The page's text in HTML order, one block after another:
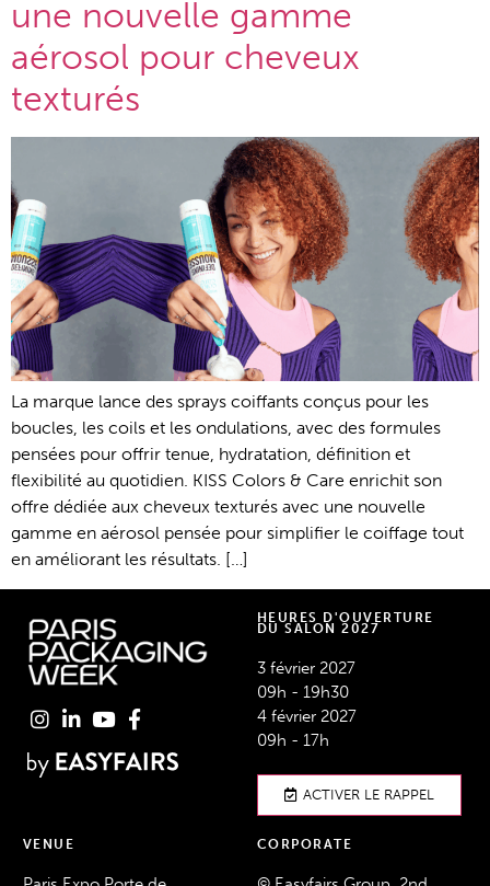
une nouvelle gamme
aérosol pour cheveux
texturés
La marque lance des sprays coiffants conçus pour les
boucles, les coils et les ondulations, avec des formules
pensées pour offrir tenue, hydratation, définition et
flexibilité au quotidien. KISS Colors & Care enrichit son
offre dédiée aux cheveux texturés avec une nouvelle
gamme en aérosol pensée pour simplifier le coiffage tout
en améliorant les résultats. […]
HEURES D'OUVERTURE
DU SALON 2027
3 février 2027
09h - 19h30
4 février 2027
09h - 17h
ACTIVER LE RAPPEL
VENUE CORPORATE